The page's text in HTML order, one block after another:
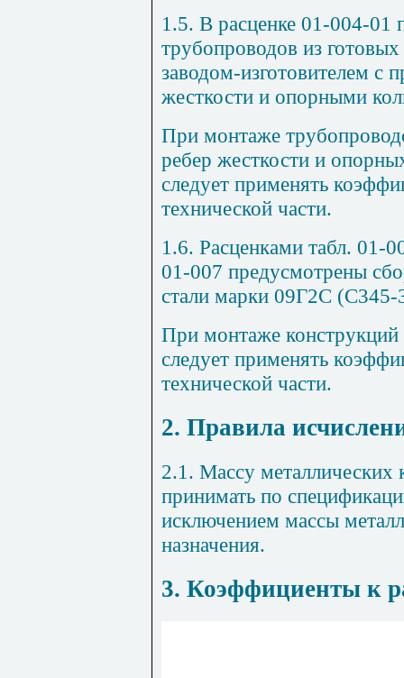
1.5. В расценке 01-004-01
трубопроводов из
заводом-изготовителем с
жесткости и опорными
При монтаже
ребер жесткости и
следует применять
технической части.
1.6. Расценками табл. 01-
01-007 предусмотрены
стали марки 09Г2С (С345-
При монтаже конструкций
следует применять
технической части.
2. Правила
2.1. Массу металлических
принимать по
исключением массы
назначения.
3. Коэффициенты к